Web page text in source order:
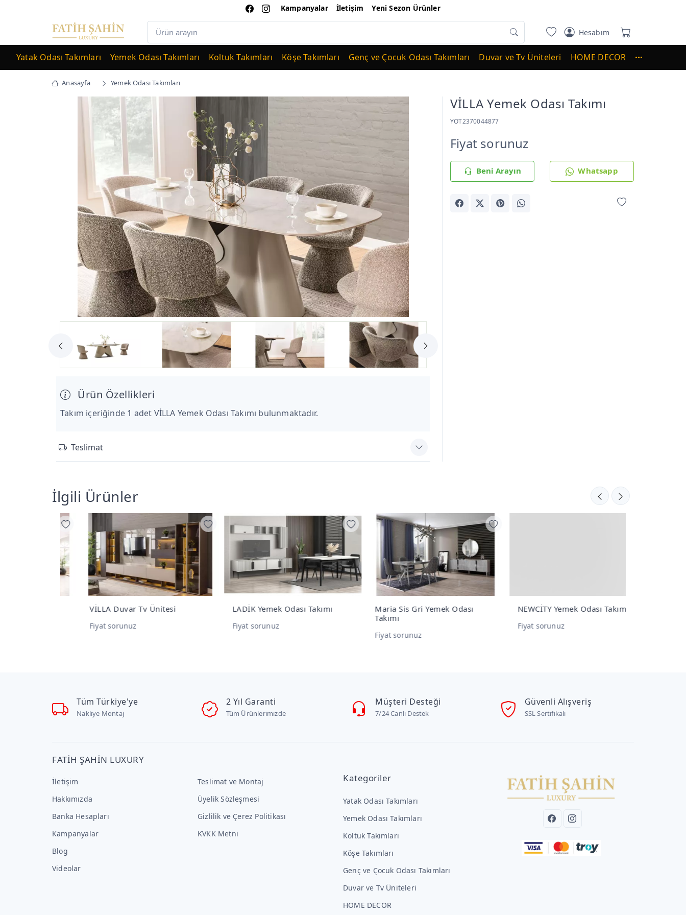
Kampanyalar İletişim Yeni Sezon Ürünler
Hesabım
Yatak Odası Takımları Yemek Odası Takımları Koltuk Takımları Köşe Takımları Genç ve Çocuk Odası Takımları Duvar ve Tv Üniteleri HOME DECOR
Anasayfa Yemek Odası Takımları
VİLLA Yemek Odası Takımı
YOT2370044877
Fiyat sorunuz
Beni Arayın Whatsapp
Ürün Özellikleri
Takım içeriğinde 1 adet VİLLA Yemek Odası Takımı bulunmaktadır.
Teslimat
İlgili Ürünler
VİLLA Duvar Tv Ünitesi
Fiyat sorunuz
LADİK Yemek Odası Takımı
Fiyat sorunuz
Maria Sis Gri Yemek Odası
Takımı
Fiyat sorunuz
NEWCİTY Yemek Odası Takımı
Fiyat sorunuz
Tüm Türkiye'ye
Nakliye Montaj
2 Yıl Garanti
Tüm Ürünlerimizde
Müşteri Desteği
7/24 Canlı Destek
Güvenli Alışveriş
SSL Sertifikalı
FATİH ŞAHİN LUXURY
İletişim
Hakkımızda
Banka Hesapları
Kampanyalar
Blog
Videolar
Teslimat ve Montaj
Üyelik Sözleşmesi
Gizlilik ve Çerez Politikası
KVKK Metni
Kategoriler
Yatak Odası Takımları
Yemek Odası Takımları
Koltuk Takımları
Köşe Takımları
Genç ve Çocuk Odası Takımları
Duvar ve Tv Üniteleri
HOME DECOR